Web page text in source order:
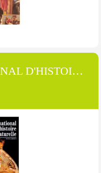
NATURELLE [249]